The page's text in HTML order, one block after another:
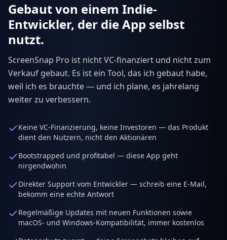
Gebaut von einem Indie-
Entwickler, der die App selbst
nutzt.
ScreenSnap Pro ist nicht VC-finanziert und nicht zum
Verkauf gebaut. Es ist ein Tool, das ich gebaut habe,
weil ich es brauchte — und ich plane, es jahrelang
weiter zu verbessern.
Keine VC-Finanzierung, keine Investoren — das Produkt
dient den Nutzern, nicht den Aktionären
Bootstrapped und profitabel — diese App geht
nirgendwohin
Direkter Support vom Entwickler — schreib eine E-Mail,
bekomm eine echte Antwort
Regelmäßige Updates mit neuen Funktionen sowie
macOS- und Windows-Kompatibilität, immer kostenlos